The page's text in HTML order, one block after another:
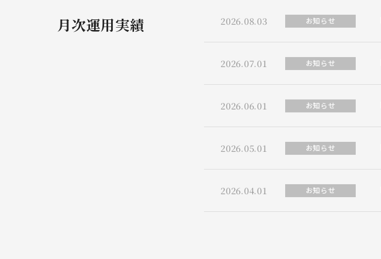
月次運用実績 2026.08.03 お知らせ
2026.07.01 お知らせ
2026.06.01 お知らせ
2026.05.01 お知らせ
2026.04.01 お知らせ